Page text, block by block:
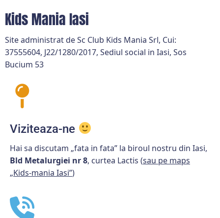
Kids Mania Iasi
Site administrat de Sc Club Kids Mania Srl, Cui:
37555604, J22/1280/2017, Sediul social in Iasi, Sos
Bucium 53
Viziteaza-ne
Hai sa discutam „fata in fata” la biroul nostru din Iasi,
Bld Metalurgiei nr 8, curtea Lactis (sau pe maps
„Kids-mania Iasi”)